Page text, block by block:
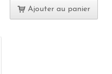
Ajouter au panier